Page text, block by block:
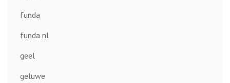
funda
funda nl
geel
geluwe